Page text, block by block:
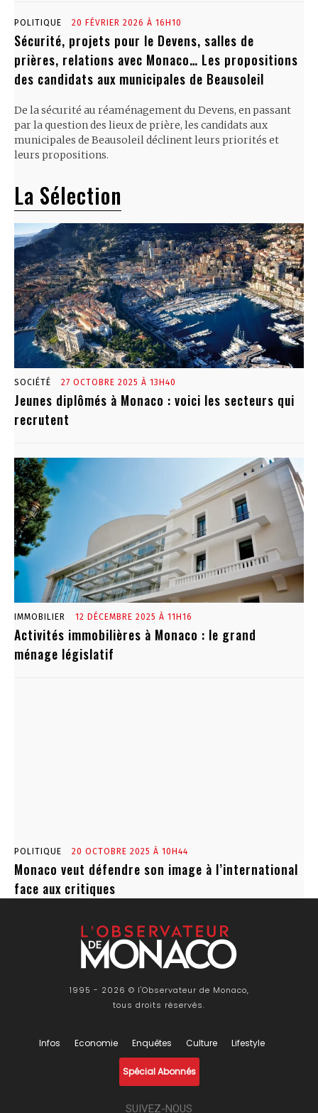
POLITIQUE 20 FÉVRIER 2026 À 16H10
Sécurité, projets pour le Devens, salles de
prières, relations avec Monaco… Les propositions
des candidats aux municipales de Beausoleil
De la sécurité au réaménagement du Devens, en passant
par la question des lieux de prière, les candidats aux
municipales de Beausoleil déclinent leurs priorités et
leurs propositions.
La Sélection
SOCIÉTÉ 27 OCTOBRE 2025 À 13H40
Jeunes diplômés à Monaco : voici les secteurs qui
recrutent
IMMOBILIER 12 DÉCEMBRE 2025 À 11H16
Activités immobilières à Monaco : le grand
ménage législatif
POLITIQUE 20 OCTOBRE 2025 À 10H44
Monaco veut défendre son image à l’international
face aux critiques
1995 - 2026 © l'Observateur de Monaco,
tous droits réservés.
Infos Economie Enquêtes Culture Lifestyle
Spécial Abonnés
SUIVEZ-NOUS